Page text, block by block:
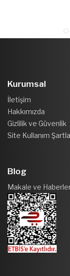
Kurumsal
İletişim
Hakkımızda
Gizlilik ve Güvenlik
Site Kullanım
Blog
Makale ve